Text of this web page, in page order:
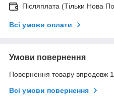
Післяплата (Тільки Нова
Всі умови оплати
Умови повернення
Повернення товару впродовж
Всі умови повернення